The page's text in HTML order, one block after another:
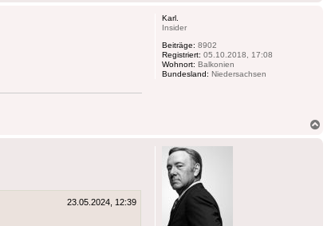
Karl.
Insider
Beiträge: 8902
Registriert: 05.10.2018, 17:08
Wohnort: Balkonien
Bundesland: Niedersachsen
23.05.2024, 12:39